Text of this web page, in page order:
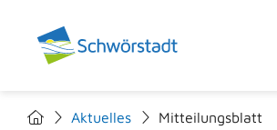
Aktuelles Mitteilungsblatt